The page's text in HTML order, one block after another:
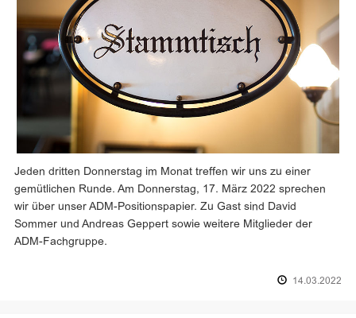
Jeden dritten Donnerstag im Monat treffen wir uns zu einer
gemütlichen Runde. Am Donnerstag, 17. März 2022 sprechen
wir über unser ADM-Positionspapier. Zu Gast sind David
Sommer und Andreas Geppert sowie weitere Mitglieder der
ADM-Fachgruppe.
14.03.2022